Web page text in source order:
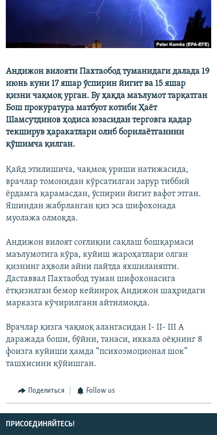
Андижон вилояти Пахтаобод туманидаги далада 19
июнь куни 17 яшар ўспирин йигит ва 15 яшар
қизни чақмоқ урган. Бу ҳақда маълумот тарқатган
Бош прокуратура матбуот котиби Ҳаёт
Шамсутдинов ҳодиса юзасидан терговга қадар
текширув ҳаракатлари олиб борилаётганини
қўшимча қилган.
Қайд этилишича, чақмоқ уриши натижасида,
врачлар томонидан кўрсатилган зарур тиббий
ёрдамга қарамасдан, ўспирин йигит вафот этган.
Яшиндан жабрланган қиз эса шифохонада
муолажа олмоқда.
Андижон вилоят соғлиқни сақлаш бошқармаси
маълумотига кўра, куйиш жароҳатлари олган
қизнинг аҳволи айни пайтда яхшиланяпти.
Даставвал Пахтаобод туман шифохонасига
ётқизилган бемор кейинроқ Андижон шаҳридаги
марказга кўчирилгани айтилмоқда.
Врачлар қизга чақмоқ алангасидан I- II- III А
даражада боши, бўйни, танаси, иккала оёқнинг 8
фоизга куйиши ҳамда “психоэмоционал шок”
ташхисини қўйишган.
Поделиться Follow us
ПРИСОЕДИНЯЙТЕСЬ!